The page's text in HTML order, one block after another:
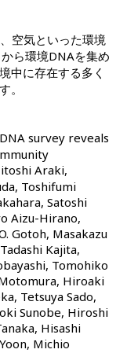
空気といった環境
ら環境DNAを集め
中に存在する多く
。
survey reveals
Araki,
Toshifumi
Satoshi
Aizu-Hirano,
Gotoh, Masakazu
Kajita,
Tomohiko
Hiroaki
Tetsuya Sado,
Sunobe, Hiroshi
Hisashi
Michio